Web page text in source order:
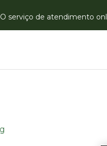
O serviço de atendimento